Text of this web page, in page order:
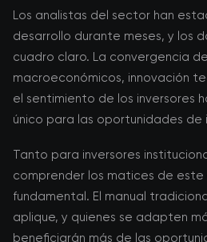
Los analistas del sector han
desarrollo durante meses, y los
cuadro claro. La convergencia
macroeconómicos, innovación
el sentimiento de los inversores
único para las oportunidades de
Tanto para inversores
comprender los matices de este
fundamental. El manual
aplique, y quienes se adapten
beneficiarán más de las